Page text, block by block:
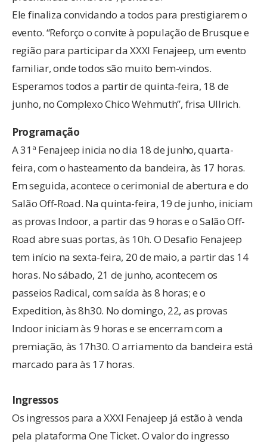
Ele finaliza convidando a todos para prestigiarem o
evento. “Reforço o convite à população de Brusque e
região para participar da XXXI Fenajeep, um evento
familiar, onde todos são muito bem-vindos.
Esperamos todos a partir de quinta-feira, 18 de
junho, no Complexo Chico Wehmuth”, frisa Ullrich.
Programação
A 31ª Fenajeep inicia no dia 18 de junho, quarta-
feira, com o hasteamento da bandeira, às 17 horas.
Em seguida, acontece o cerimonial de abertura e do
Salão Off-Road. Na quinta-feira, 19 de junho, iniciam
as provas Indoor, a partir das 9 horas e o Salão Off-
Road abre suas portas, às 10h. O Desafio Fenajeep
tem início na sexta-feira, 20 de maio, a partir das 14
horas. No sábado, 21 de junho, acontecem os
passeios Radical, com saída às 8 horas; e o
Expedition, às 8h30. No domingo, 22, as provas
Indoor iniciam às 9 horas e se encerram com a
premiação, às 17h30. O arriamento da bandeira está
marcado para às 17 horas.
Ingressos
Os ingressos para a XXXI Fenajeep já estão à venda
pela plataforma One Ticket. O valor do ingresso